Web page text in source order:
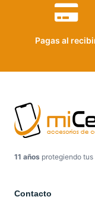
Pagas al
11 años protegiendo
Contacto